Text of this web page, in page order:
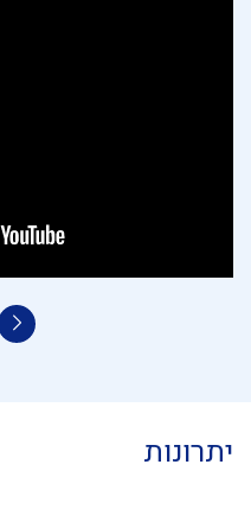
יתרונות